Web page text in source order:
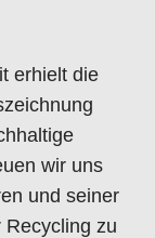
erhielt die
wir uns
und seiner
zu